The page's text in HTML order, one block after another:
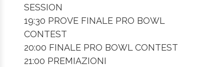
SESSION
19:30 PROVE FINALE PRO BOWL
CONTEST
20:00 FINALE PRO BOWL CONTEST
21:00 PREMIAZIONI